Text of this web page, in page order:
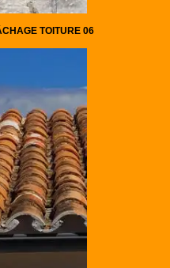
TOITURE 06